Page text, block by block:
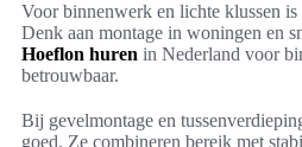
Voor binnenwerk en lichte klussen
Denk aan montage in woningen en
Hoeflon huren in Nederland voor
betrouwbaar.
Bij gevelmontage en
goed. Ze combineren bereik met